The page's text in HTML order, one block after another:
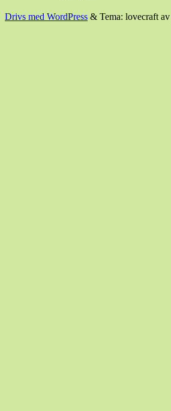
Drivs med WordPress & Tema: lovecraft av